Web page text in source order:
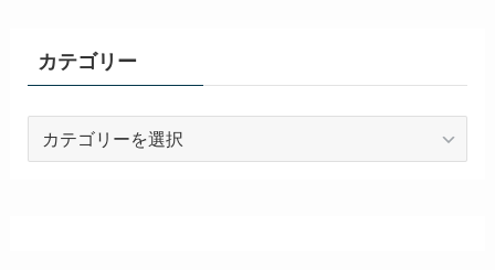
カテゴリー